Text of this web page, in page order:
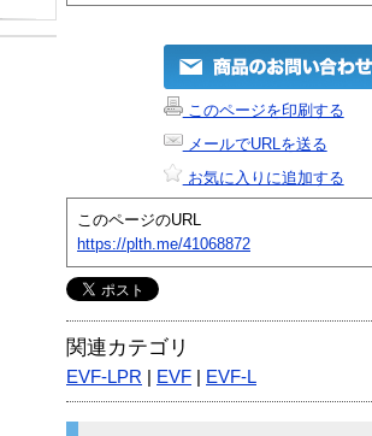
このページを印刷する
メールでURLを送る
お気に入りに追加する
このページのURL
https://plth.me/41068872
関連カテゴリ
EVF-LPR EVF EVF-L